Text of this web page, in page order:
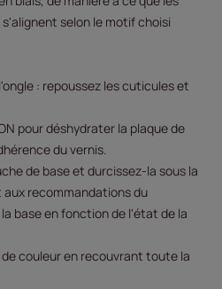
selon le motif choisi
: repoussez les cuticules et
pour déshydrater la plaque de
du vernis.
de base et durcissez-la sous la
recommandations du
base en fonction de l'état de la
couleur en recouvrant toute la